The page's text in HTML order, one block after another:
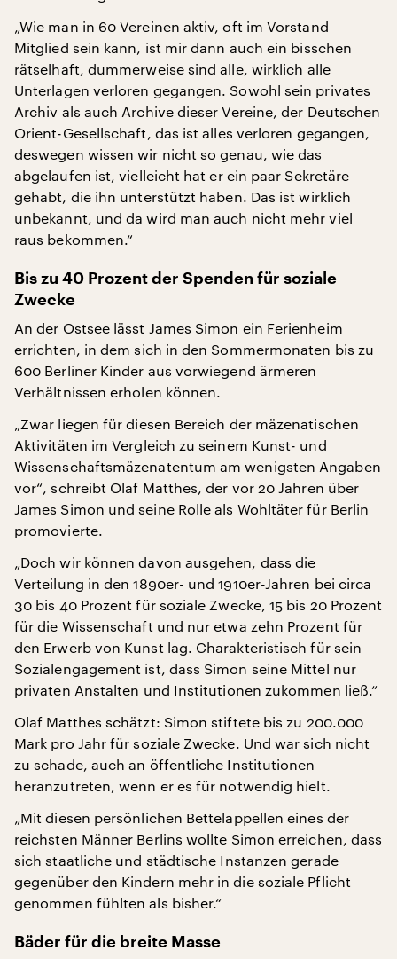
„Wie man in 60 Vereinen aktiv, oft im Vorstand
Mitglied sein kann, ist mir dann auch ein bisschen
rätselhaft, dummerweise sind alle, wirklich alle
Unterlagen verloren gegangen. Sowohl sein privates
Archiv als auch Archive dieser Vereine, der Deutschen
Orient-Gesellschaft, das ist alles verloren gegangen,
deswegen wissen wir nicht so genau, wie das
abgelaufen ist, vielleicht hat er ein paar Sekretäre
gehabt, die ihn unterstützt haben. Das ist wirklich
unbekannt, und da wird man auch nicht mehr viel
raus bekommen.“
Bis zu 40 Prozent der Spenden für soziale
Zwecke
An der Ostsee lässt James Simon ein Ferienheim
errichten, in dem sich in den Sommermonaten bis zu
600 Berliner Kinder aus vorwiegend ärmeren
Verhältnissen erholen können.
„Zwar liegen für diesen Bereich der mäzenatischen
Aktivitäten im Vergleich zu seinem Kunst- und
Wissenschaftsmäzenatentum am wenigsten Angaben
vor“, schreibt Olaf Matthes, der vor 20 Jahren über
James Simon und seine Rolle als Wohltäter für Berlin
promovierte.
„Doch wir können davon ausgehen, dass die
Verteilung in den 1890er- und 1910er-Jahren bei circa
30 bis 40 Prozent für soziale Zwecke, 15 bis 20 Prozent
für die Wissenschaft und nur etwa zehn Prozent für
den Erwerb von Kunst lag. Charakteristisch für sein
Sozialengagement ist, dass Simon seine Mittel nur
privaten Anstalten und Institutionen zukommen ließ.“
Olaf Matthes schätzt: Simon stiftete bis zu 200.000
Mark pro Jahr für soziale Zwecke. Und war sich nicht
zu schade, auch an öffentliche Institutionen
heranzutreten, wenn er es für notwendig hielt.
„Mit diesen persönlichen Bettelappellen eines der
reichsten Männer Berlins wollte Simon erreichen, dass
sich staatliche und städtische Instanzen gerade
gegenüber den Kindern mehr in die soziale Pflicht
genommen fühlten als bisher.“
Bäder für die breite Masse